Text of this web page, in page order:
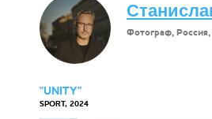
Фотограф,
"UNITY"
SPORT, 2024